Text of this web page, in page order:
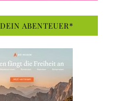
ABENTEUER*